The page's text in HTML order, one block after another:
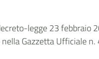
legge 23 febbraio
Gazzetta Ufficiale